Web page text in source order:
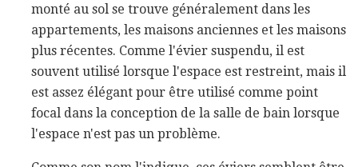
monté au sol se trouve généralement dans les
appartements, les maisons anciennes et les maisons
plus récentes. Comme l'évier suspendu, il est
souvent utilisé lorsque l'espace est restreint, mais il
est assez élégant pour être utilisé comme point
focal dans la conception de la salle de bain lorsque
l'espace n'est pas un problème.